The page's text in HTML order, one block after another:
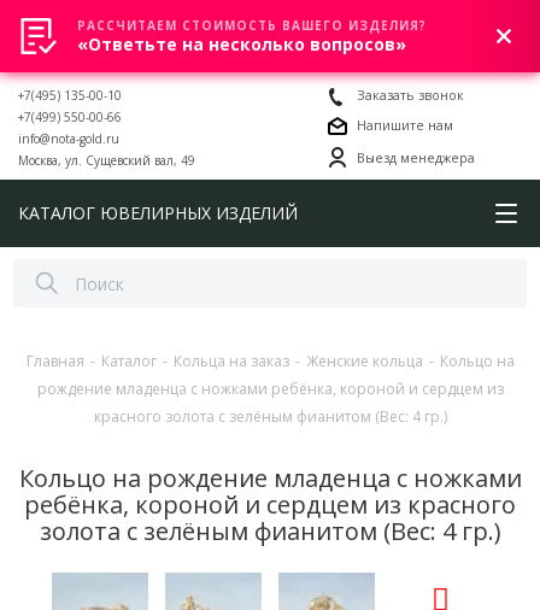
0
+7(495) 135-00-10
+7(499) 550-00-66
info@nota-gold.ru
Москва, ул. Сущевский вал, 49
Заказать звонок
Напишите нам
Выезд менеджера
КАТАЛОГ ЮВЕЛИРНЫХ ИЗДЕЛИЙ
Главная - Каталог - Кольца на заказ - Женские кольца - Кольцо на
рождение младенца с ножками ребёнка, короной и сердцем из
красного золота с зелёным фианитом (Вес: 4 гр.)
Кольцо на рождение младенца с ножками
ребёнка, короной и сердцем из красного
золота с зелёным фианитом (Вес: 4 гр.)
РАССЧИТАЕМ СТОИМОСТЬ ВАШЕГО ИЗДЕЛИЯ?
«Ответьте на несколько вопросов»